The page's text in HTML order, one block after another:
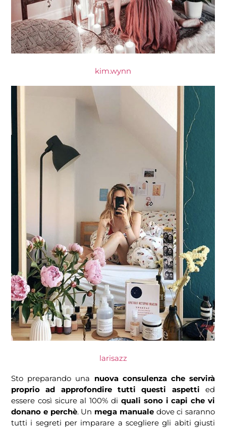
kim.wynn
larisazz
Sto preparando una nuova consulenza che servirà
proprio ad approfondire tutti questi aspetti ed
essere così sicure al 100% di quali sono i capi che vi
donano e perchè. Un mega manualedove ci saranno
tutti i segreti per imparare a scegliere gli abiti giusti